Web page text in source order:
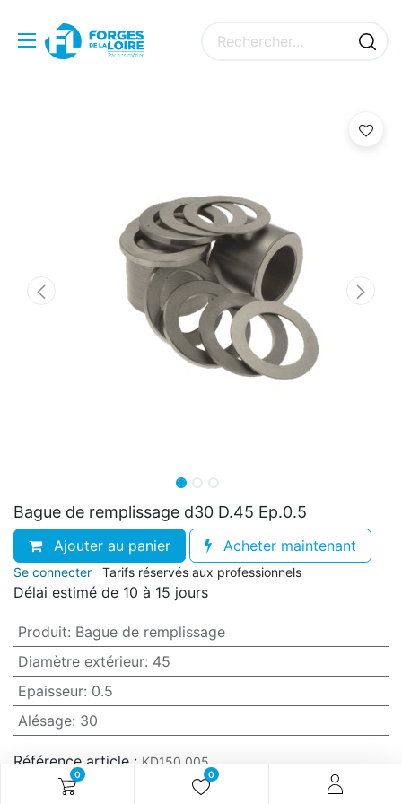
0 0
Bague de remplissage d30 D.45 Ep.0.5
Ajouter au panier Acheter maintenant
Se connecter Tarifs réservés aux professionnels
Délai estimé de 10 à 15 jours
Produit: Bague de remplissage
Diamètre extérieur: 45
Epaisseur: 0.5
Alésage: 30
Référence article : KD150.005